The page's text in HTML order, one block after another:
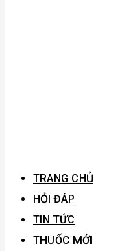
TRANG CHỦ
HỎI ĐÁP
TIN TỨC
THUỐC MỚI